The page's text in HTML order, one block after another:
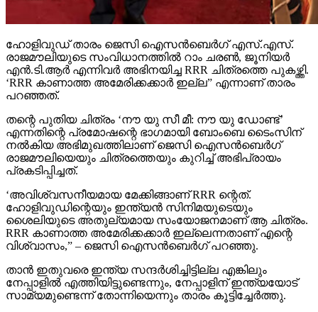
ഹോളിവുഡ് താരം ജെസി ഐസന്‍ബെര്‍ഗ് എസ്.എസ്.
രാജമൗലിയുടെ സംവിധാനത്തില്‍ റാം ചരണ്‍, ജൂനിയര്‍
എന്‍.ടി.ആര്‍ എന്നിവര്‍ അഭിനയിച്ച RRR ചിത്രത്തെ പുകഴ്ത്തി.
‘RRR കാണാത്ത അമേരിക്കക്കാര്‍ ഇല്ല” എന്നാണ് താരം
പറഞ്ഞത്.
തന്റെ പുതിയ ചിത്രം ‘നൗ യു സീ മീ: നൗ യു ഡോണ്ട്’
എന്നതിന്റെ പ്രമോഷന്റെ ഭാഗമായി ബോംബെ ടൈംസിന്
നല്‍കിയ അഭിമുഖത്തിലാണ് ജെസി ഐസന്‍ബെര്‍ഗ്
രാജമൗലിയെയും ചിത്രത്തെയും കുറിച്ച് അഭിപ്രായം
പ്രകടിപ്പിച്ചത്.
‘അവിശ്വസനീയമായ മേക്കിങ്ങാണ് RRR ന്റെത്.
ഹോളിവുഡിന്റെയും ഇന്ത്യന്‍ സിനിമയുടെയും
ശൈലിയുടെ അതുല്യമായ സംയോജനമാണ് ആ ചിത്രം.
RRR കാണാത്ത അമേരിക്കക്കാര്‍ ഇല്ലെന്നതാണ് എന്റെ
വിശ്വാസം,” – ജെസി ഐസന്‍ബെര്‍ഗ് പറഞ്ഞു.
താന്‍ ഇതുവരെ ഇന്ത്യ സന്ദര്‍ശിച്ചിട്ടില്ല എങ്കിലും
നേപ്പാളില്‍ എത്തിയിട്ടുണ്ടെന്നും, നേപ്പാളിന് ഇന്ത്യയോട്
സാമ്യമുണ്ടെന്ന് തോന്നിയെന്നും താരം കൂട്ടിച്ചേര്‍ത്തു.